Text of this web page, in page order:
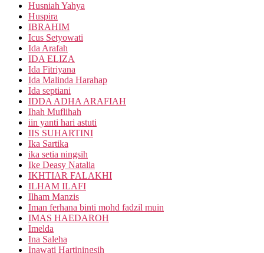
Husniah Yahya
Huspira
IBRAHIM
Icus Setyowati
Ida Arafah
IDA ELIZA
Ida Fitriyana
Ida Malinda Harahap
Ida septiani
IDDA ADHA ARAFIAH
Ihah Muflihah
iin yanti hari astuti
IIS SUHARTINI
Ika Sartika
ika setia ningsih
Ike Deasy Natalia
IKHTIAR FALAKHI
ILHAM ILAFI
Ilham Manzis
Iman ferhana binti mohd fadzil muin
IMAS HAEDAROH
Imelda
Ina Saleha
Inawati Hartiningsih